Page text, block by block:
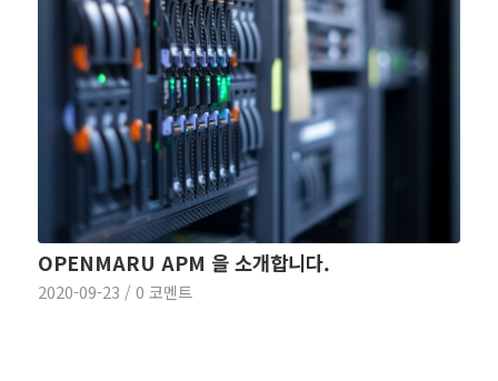
OPENMARU APM 을 소개합니다.
2020-09-23 / 0 코멘트